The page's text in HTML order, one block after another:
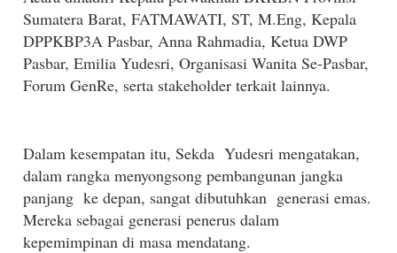
Sumatera Barat, FATMAWATI, ST, M.Eng, Kepala
DPPKBP3A Pasbar, Anna Rahmadia, Ketua DWP
Pasbar, Emilia Yudesri, Organisasi Wanita Se-Pasbar,
Forum GenRe, serta stakeholder terkait lainnya.
Dalam kesempatan itu, Sekda Yudesri mengatakan,
dalam rangka menyongsong pembangunan jangka
panjang ke depan, sangat dibutuhkan generasi emas.
Mereka sebagai generasi penerus dalam
kepemimpinan di masa mendatang.